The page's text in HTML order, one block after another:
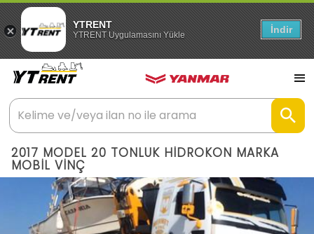
YTRENT
YTRENT Uygulamasını Yükle İndir
2017 MODEL 20 TONLUK HİDROKON MARKA
MOBİL VİNÇ